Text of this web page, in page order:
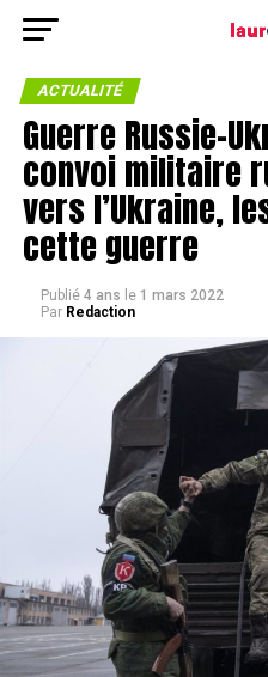
ACTUALITÉ
Guerre Russie-
convoi militaire
vers l’Ukraine,
cette guerre
Publié 4 ans le 1 mars 2022
Par Redaction